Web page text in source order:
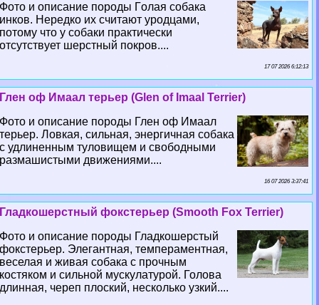
Фото и описание породы Гoлая собака
инков. Нередко их считают уpoдцами,
потому что у собаки пpaктически
отсутствует шерстный покров....
17 07 2026 6:12:13
Глен оф Имаал терьер (Glen of Imaal Terrier)
Фото и описание породы Глен оф Имаал
терьер. Ловкая, сильная, энергичная собака
с удлиненным туловищем и свободными
размашистыми движениями....
16 07 2026 3:37:41
Гладкошерстный фокстерьер (Smooth Fox Terrier)
Фото и описание породы Гладкошерстый
фокстерьер. Элегантная, темпераментная,
веселая и живая собака с прочным
костяком и сильной мускулатурой. Голова
длинная, череп плоский, несколько узкий....